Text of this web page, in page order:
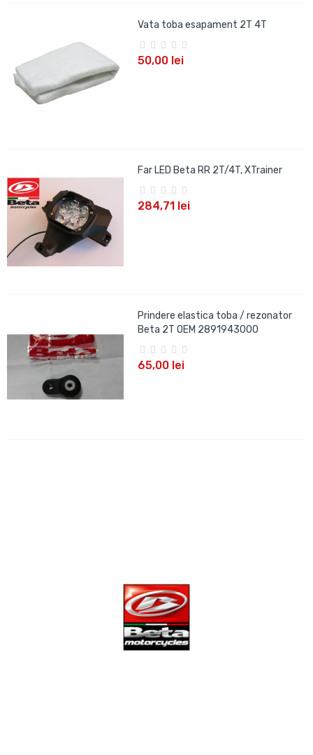
Vata toba esapament 2T 4T
50,00 lei
Far LED Beta RR 2T/4T, XTrainer
284,71 lei
Prindere elastica toba / rezonator
Beta 2T OEM 2891943000
65,00 lei